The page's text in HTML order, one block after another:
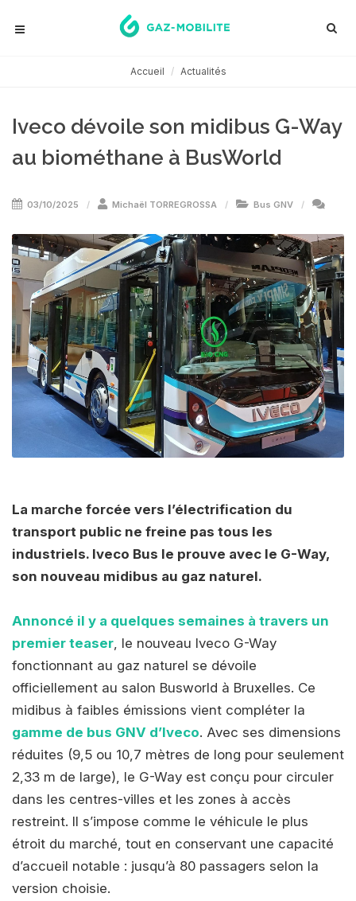
Accueil Actualités
Iveco dévoile son midibus G-Way
au biométhane à BusWorld
03/10/2025 Michaël TORREGROSSA Bus GNV
La marche forcée vers l’électrification du
transport public ne freine pas tous les
industriels. Iveco Bus le prouve avec le G-Way,
son nouveau midibus au gaz naturel.
Annoncé il y a quelques semaines à travers un
premier teaser , le nouveau Iveco G-Way
fonctionnant au gaz naturel se dévoile
officiellement au salon Busworld à Bruxelles. Ce
midibus à faibles émissions vient compléter la
gamme de bus GNV d’Iveco. Avec ses dimensions
réduites (9,5 ou 10,7 mètres de long pour seulement
2,33 m de large), le G-Way est conçu pour circuler
dans les centres-villes et les zones à accès
restreint. Il s’impose comme le véhicule le plus
étroit du marché, tout en conservant une capacité
d’accueil notable : jusqu’à 80 passagers selon la
version choisie.